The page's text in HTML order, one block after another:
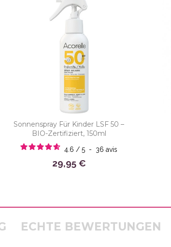
Sonnenspray Für Kinder LSF 50 –
BIO-Zertifiziert, 150ml
4.6 / 5 - 36avis
29,95 €
ECHTE BEWERTUNGEN